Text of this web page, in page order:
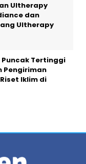
Ultherapy
dan
Ultherapy
Puncak Tertinggi
Pengiriman
Iklim di